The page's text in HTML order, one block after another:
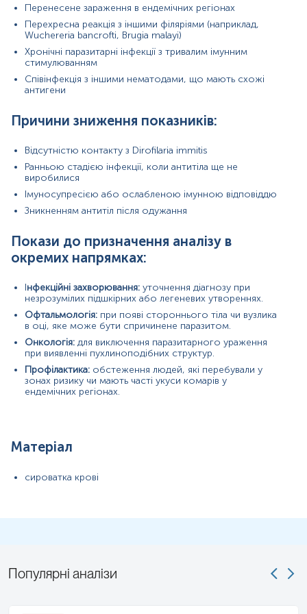
Матеріал
сироватка крові
Зміст:
Синоніми
Показання до призначення
Загальна характеристика
Інтерферуючі чинники
Інтерпретація
Синоніми
Дирофіляріоз, філяріїдоз, філяріатоз
Маркер
Серологічний маркер для оцінки імунної відповіді на
антигени Dirofilaria immitis
Показання до призначення
При наявності клінічних симптомів, що можуть
вказувати на дирофіляріоз: утворення підшкірних вузлів,
відчуття свербіння, міграція вузлів, а також нез'ясовані
За наявності в анамнезі пацієнта інформації про укуси
Філяріоз, спричинений Dirofilaria immitis, є трансмісивним
гельмінтозом, що належить до групи нематодозів і має
Перенесене зараження в ендемічних регіонах
Перехресна реакція з іншими філяріями (наприклад,
Wuchereria bancrofti, Brugia malayi)
Хронічні паразитарні інфекції з тривалим імунним
стимулюванням
Співінфекція з іншими нематодами, що мають схожі
антигени
Причини зниження показників:
Відсутністю контакту з Dirofilaria immitis
Ранньою стадією інфекції, коли антитіла ще не
виробилися
Імуносупресією або ослабленою імунною відповіддю
Зникненням антитіл після одужання
Покази до призначення аналізу в
окремих напрямках:
Інфекційні захворювання: уточнення діагнозу при
незрозумілих підшкірних або легеневих утвореннях.
Офтальмологія: при появі стороннього тіла чи вузлика
в оці, яке може бути спричинене паразитом.
Онкологія: для виключення паразитарного ураження
при виявленні пухлиноподібних структур.
Профілактика: обстеження людей, які перебували у
зонах ризику чи мають часті укуси комарів у
ендемічних регіонах.
Матеріал
сироватка крові
Популярні аналізи